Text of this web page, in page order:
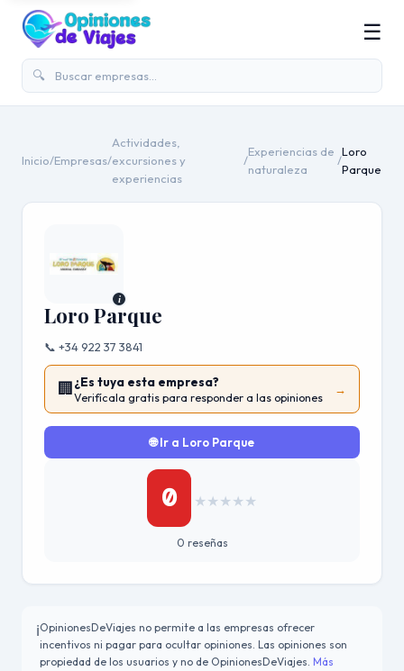
🔍
☰
Inicio/Empresas/
Actividades,
excursiones y
experiencias
/
Experiencias de
naturaleza
/
Loro
Parque
i
Loro Parque
📞 +34 922 37 3841
🏢¿Es tuya esta empresa?
Verifícala gratis para responder a las opiniones
→
🌐 Ir a Loro Parque
0 ★ ★ ★ ★ ★
0 reseñas
ℹ️OpinionesDeViajes no permite a las empresas ofrecer
incentivos ni pagar para ocultar opiniones. Las opiniones son
propiedad de los usuarios y no de OpinionesDeViajes. Más